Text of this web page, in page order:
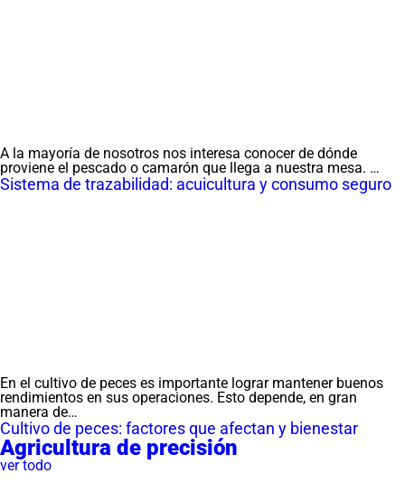
A la mayoría de nosotros nos interesa conocer de dónde
proviene el pescado o camarón que llega a nuestra mesa. …
Sistema de trazabilidad: acuicultura y consumo seguro
En el cultivo de peces es importante lograr mantener buenos
rendimientos en sus operaciones. Esto depende, en gran
manera de…
Cultivo de peces: factores que afectan y bienestar
Agricultura de precisión
ver todo